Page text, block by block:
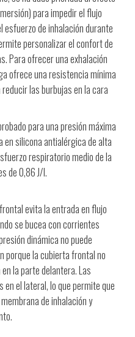
para impedir el flujo
de inhalación durante
personalizar el confort de
Para ofrecer una exhalación
ofrece una resistencia mínima
las burbujas en la cara
para una presión máxima
en silicona antialérgica de alta
respiratorio medio de la
de 0,86 J/l.
evita la entrada en flujo
se bucea con corrientes
dinámica no puede
porque la cubierta frontal no
la parte delantera. Las
el lateral, lo que permite que
de inhalación y